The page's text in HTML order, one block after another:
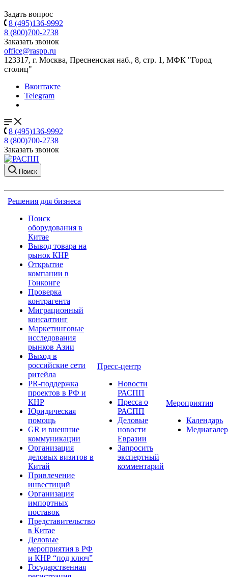
Задать вопрос
8 (495)136-9992
8 (800)700-2738
Заказать звонок
office@raspp.ru
123317, г. Москва, Пресненская наб., 8, стр. 1, МФК "Город
столиц"
Вконтакте
Telegram
8 (495)136-9992
8 (800)700-2738
Заказать звонок
Поиск
Решения для бизнеса
Поиск
оборудования в
Китае
Вывод товара на
рынок КНР
Открытие
компании в
Гонконге
Проверка
контрагента
Миграционный
консалтинг
Маркетинговые
исследования
рынков Азии
Выход в
российские сети
ритейла
PR-поддержка
проектов в РФ и
КНР
Юридическая
помощь
GR и внешние
коммуникации
Организация
деловых визитов в
Китай
Привлечение
инвестиций
Организация
импортных
поставок
Представительство
в Китае
Деловые
мероприятия в РФ
и КНР “под ключ”
Государственная
Пресс-центр
Новости
РАСПП
Пресса о
РАСПП
Деловые
новости
Евразии
Запросить
экспертный
комментарий
Мероприятия
Календарь